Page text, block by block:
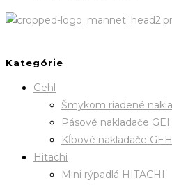
Kategórie
Gehl
Šmykom riadené
Pásové nakladače
Kĺbové nakladače
Hitachi
Mini rýpadlá HITACHI